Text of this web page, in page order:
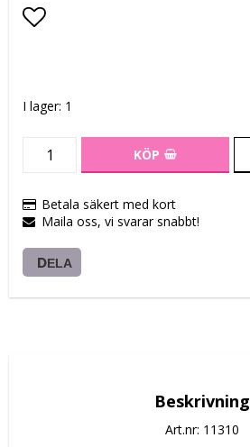
I lager: 1
KÖP
Betala säkert med kort
Maila oss, vi svarar snabbt!
DELA
Beskrivning
Art.nr: 11310